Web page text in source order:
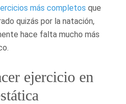
más completos que
quizás por la natación,
hace falta mucho más
ejercicio en